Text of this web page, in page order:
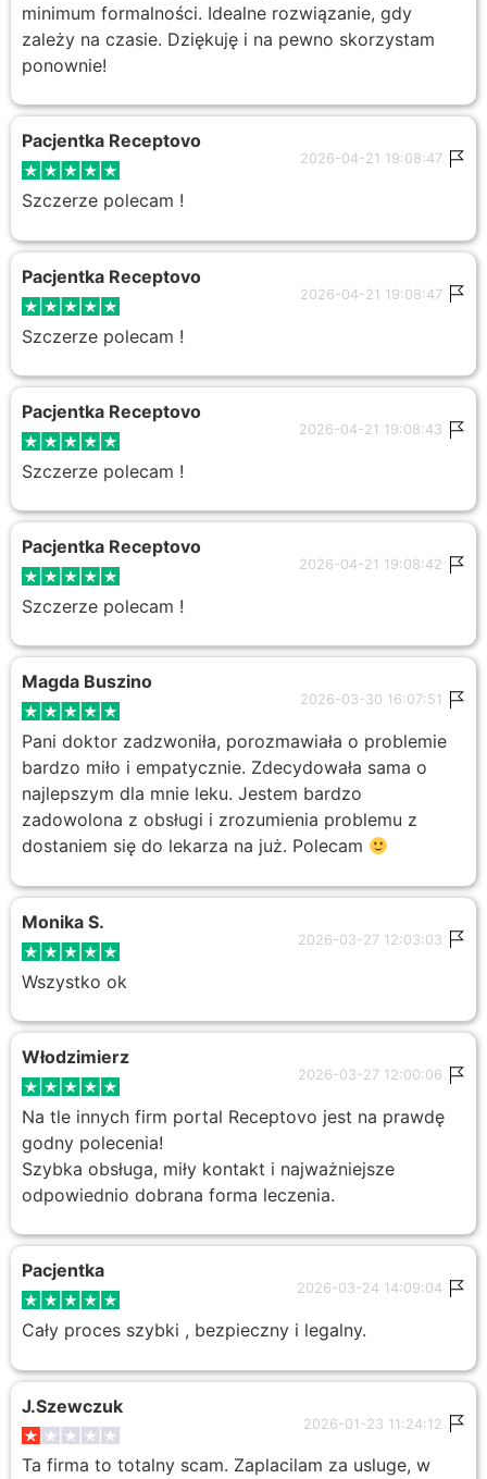
minimum formalności. Idealne rozwiązanie, gdy
zależy na czasie. Dziękuję i na pewno skorzystam
ponownie!
Pacjentka Receptovo
2026-04-21 19:08:47
Szczerze polecam !
Pacjentka Receptovo
2026-04-21 19:08:47
Szczerze polecam !
Pacjentka Receptovo
2026-04-21 19:08:43
Szczerze polecam !
Pacjentka Receptovo
2026-04-21 19:08:42
Szczerze polecam !
Magda Buszino
2026-03-30 16:07:51
Pani doktor zadzwoniła, porozmawiała o problemie
bardzo miło i empatycznie. Zdecydowała sama o
najlepszym dla mnie leku. Jestem bardzo
zadowolona z obsługi i zrozumienia problemu z
dostaniem się do lekarza na już. Polecam
Monika S.
2026-03-27 12:03:03
Wszystko ok
Włodzimierz
2026-03-27 12:00:06
Na tle innych firm portal Receptovo jest na prawdę
godny polecenia!
Szybka obsługa, miły kontakt i najważniejsze
odpowiednio dobrana forma leczenia.
Pacjentka
2026-03-24 14:09:04
Cały proces szybki , bezpieczny i legalny.
J.Szewczuk
2026-01-23 11:24:12
Ta firma to totalny scam. Zaplacilam za usluge, w